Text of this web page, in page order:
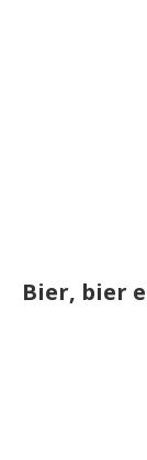
Bier, bier